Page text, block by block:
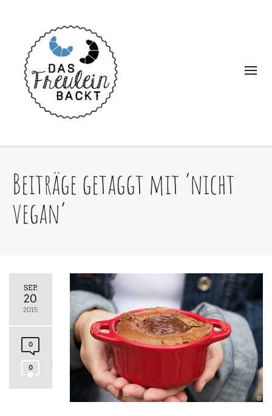
Beiträge getaggt mit ‘nicht
vegan’
SEP.
20
2015
0
0